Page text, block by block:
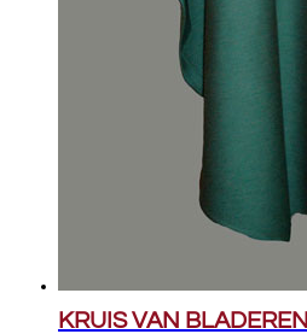
KRUIS VAN BLADEREN